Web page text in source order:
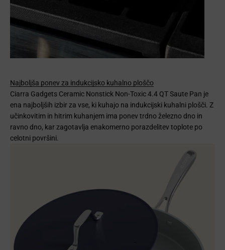
Najboljša ponev za indukcijsko kuhalno ploščo
Ciarra Gadgets Ceramic Nonstick Non-Toxic 4.4 QT Saute Pan je
ena najboljših izbir za vse, ki kuhajo na indukcijski kuhalni plošči. Z
učinkovitim in hitrim kuhanjem ima ponev trdno železno dno in
ravno dno, kar zagotavlja enakomerno porazdelitev toplote po
celotni površini.